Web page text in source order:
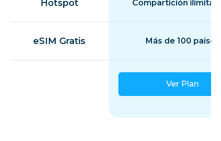
Hotspot Compartición
eSIM Gratis Más de 100 países
Ver Plan